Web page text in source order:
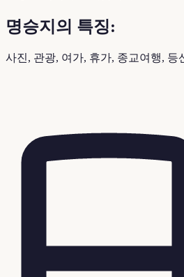
명승지의 특징:
사진, 관광, 여가, 휴가, 종교여행, 등